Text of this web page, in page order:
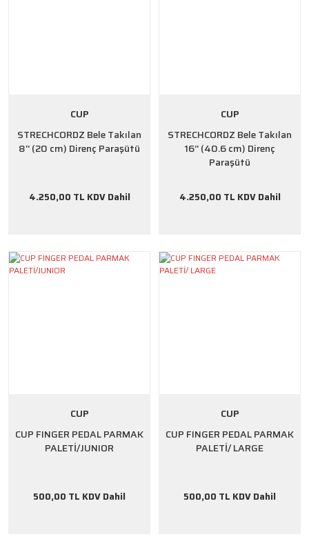
CUP
STRECHCORDZ Bele Takılan
8'' (20 cm) Direnç Paraşütü
4.250,00 TL KDV Dahil
CUP
STRECHCORDZ Bele Takılan
16'' (40.6 cm) Direnç
Paraşütü
4.250,00 TL KDV Dahil
CUP
CUP FINGER PEDAL PARMAK
PALETİ/JUNIOR
500,00 TL KDV Dahil
CUP
CUP FINGER PEDAL PARMAK
PALETİ/ LARGE
500,00 TL KDV Dahil